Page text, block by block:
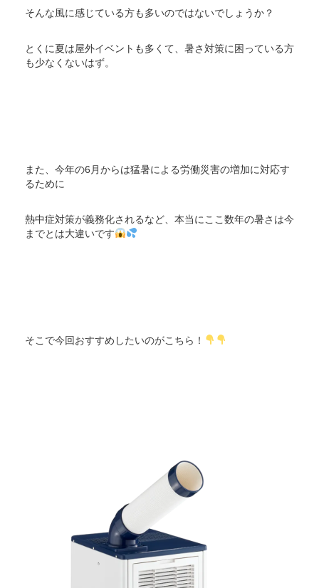
そんな風に感じている方も多いのではないでしょうか？
とくに夏は屋外イベントも多くて、暑さ対策に困っている方
も少なくないはず。
また、今年の6月からは猛暑による労働災害の増加に対応す
るために
熱中症対策が義務化されるなど、本当にここ数年の暑さは今
までとは大違いです
そこで今回おすすめしたいのがこちら！